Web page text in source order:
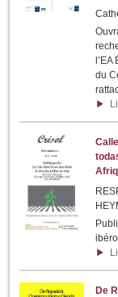
l’EA
du
De